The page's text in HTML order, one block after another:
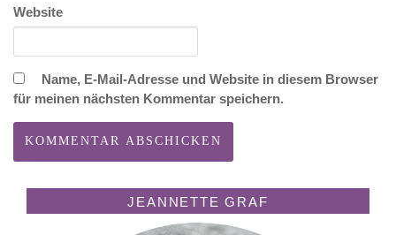
Website
Name, E-Mail-Adresse und Website in diesem Browser
für meinen nächsten Kommentar speichern.
JEANNETTE GRAF